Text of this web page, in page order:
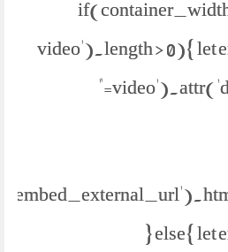
video').length > 0){ let
} else{ let